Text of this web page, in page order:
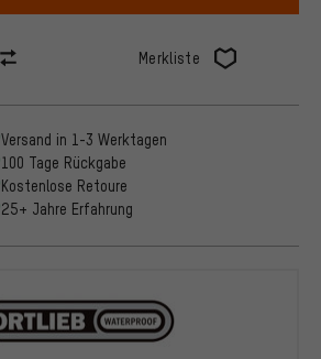
Merkliste
Versand in 1-3 Werktagen
100 Tage Rückgabe
Kostenlose Retoure
25+ Jahre Erfahrung
ORTLIEB